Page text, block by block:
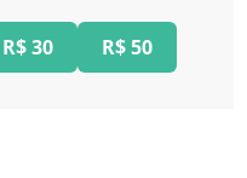
R$ 30 R$ 50